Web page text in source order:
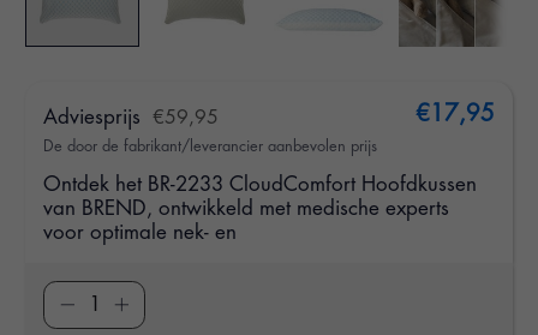
Adviesprijs €59,95
De door de fabrikant/leverancier aanbevolen prijs
€17,95
Ontdek het BR-2233 CloudComfort Hoofdkussen
van BREND, ontwikkeld met medische experts
voor optimale nek- en